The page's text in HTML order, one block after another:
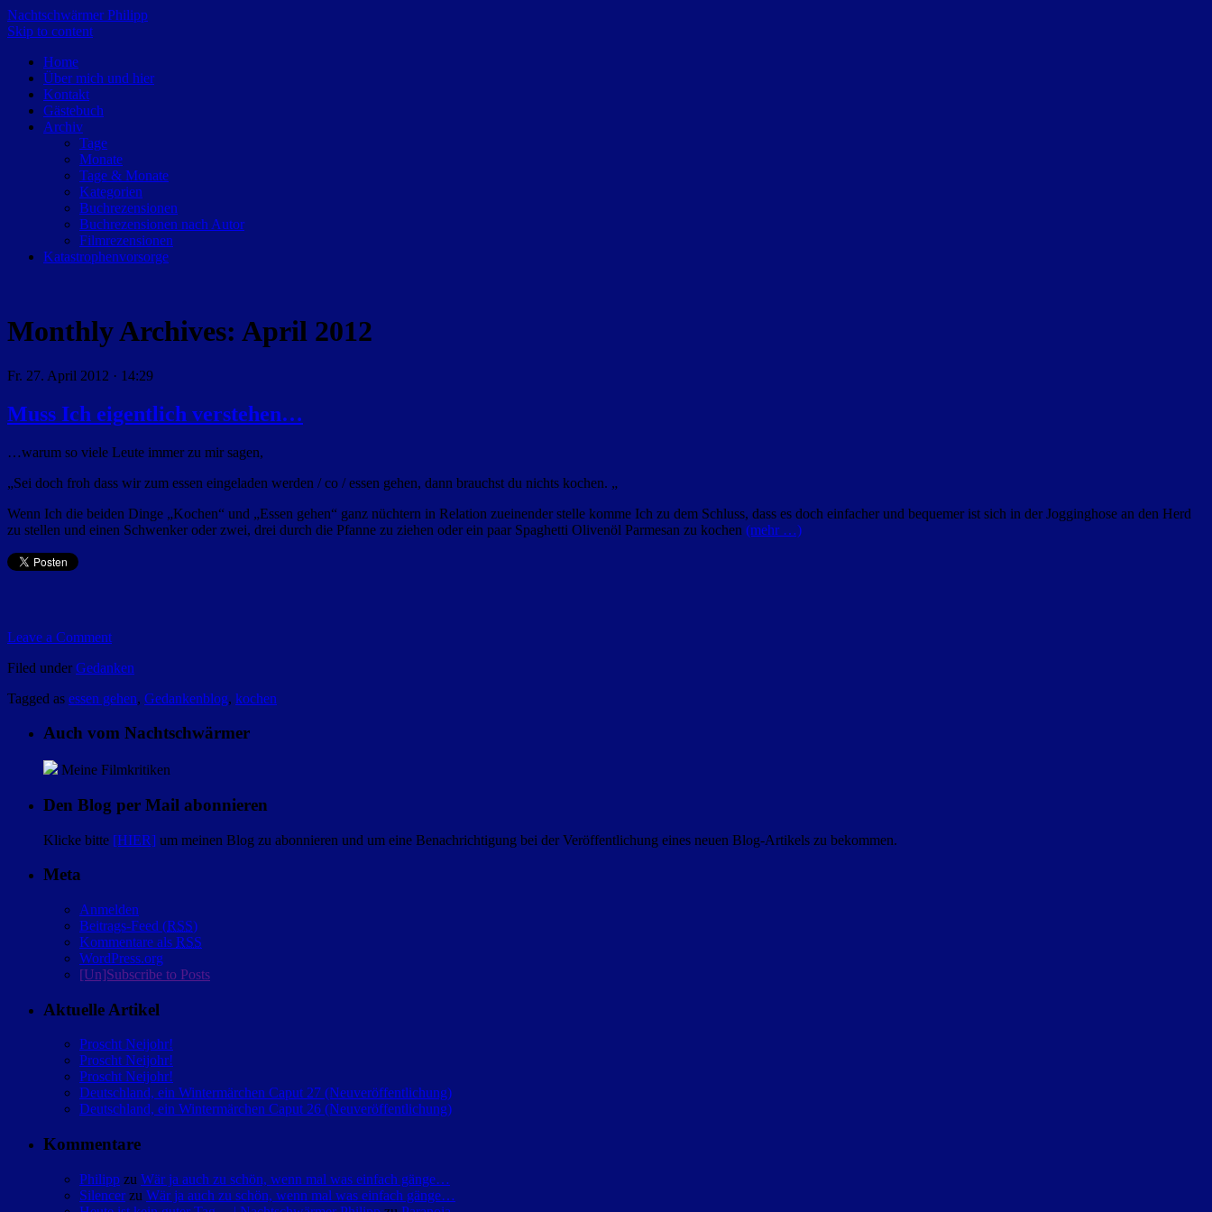
Nachtschwärmer Philipp
Skip to content
Home
Über mich und hier
Kontakt
Gästebuch
Archiv
Tage
Monate
Tage & Monate
Kategorien
Buchrezensionen
Buchrezensionen nach Autor
Filmrezensionen
Katastrophenvorsorge
Monthly Archives: April 2012
Fr. 27. April 2012 · 14:29
Muss Ich eigentlich verstehen…
…warum so viele Leute immer zu mir sagen,
„Sei doch froh dass wir zum essen eingeladen werden / co / essen gehen, dann brauchst du nichts kochen. „
Wenn Ich die beiden Dinge „Kochen“ und „Essen gehen“ ganz nüchtern in Relation zueinender stelle komme Ich zu dem Schluss, dass es doch einfacher und bequemer ist sich in der Jogginghose an den Herd
zu stellen und einen Schwenker oder zwei, drei durch die Pfanne zu ziehen oder ein paar Spaghetti Olivenöl Parmesan zu kochen (mehr …)
Leave a Comment
Filed under Gedanken
Tagged as essen gehen, Gedankenblog, kochen
Auch vom Nachtschwärmer
Meine Filmkritiken
Den Blog per Mail abonnieren
Klicke bitte [HIER] um meinen Blog zu abonnieren und um eine Benachrichtigung bei der Veröffentlichung eines neuen Blog-Artikels zu bekommen.
Meta
Anmelden
Beitrags-Feed (RSS)
Kommentare als RSS
WordPress.org
[Un]Subscribe to Posts
Aktuelle Artikel
Proscht Neijohr!
Proscht Neijohr!
Proscht Neijohr!
Deutschland, ein Wintermärchen Caput 27 (Neuveröffentlichung)
Deutschland, ein Wintermärchen Caput 26 (Neuveröffentlichung)
Kommentare
Philipp zu Wär ja auch zu schön, wenn mal was einfach gänge…
Silencer zu Wär ja auch zu schön, wenn mal was einfach gänge…